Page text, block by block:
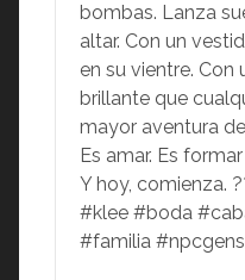
bombas. Lanza
altar. Con un
en su vientre. Con
brillante que
mayor aventura
Es amar. Es
Y hoy, comienza.
#klee #boda
#familia